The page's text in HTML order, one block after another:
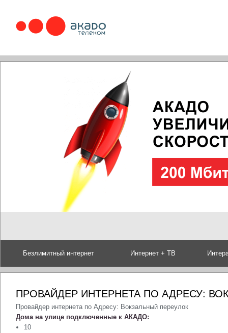
Безлимитный интернет Интернет + ТВ
ПРОВАЙДЕР ИНТЕРНЕТА ПО АДРЕСУ:
Провайдер интернета по Адресу: Вокзальный переулок
Дома на улице подключенные к АКАДО:
10